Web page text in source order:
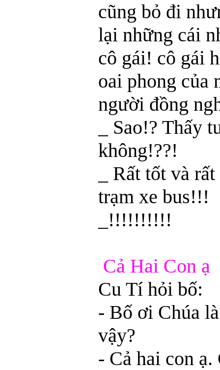
cũng bỏ đi
lại những cái
cô gái! cô gái
oai phong của
người đồng
_ Sao!? Thấy
không!??!
_ Rất tốt và
trạm xe bus!!!
_!!!!!!!!!!
Cả Hai Con ạ
Cu Tí hỏi bố:
- Bố ơi Chúa
vậy?
- Cả hai con ạ.